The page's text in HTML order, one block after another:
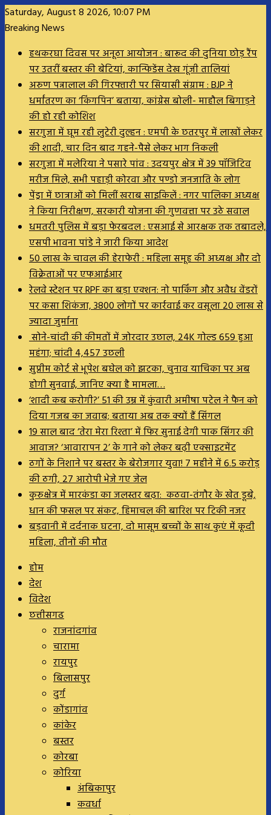
Saturday, August 8 2026, 10:07 PM
Breaking News
हथकरघा दिवस पर अनूठा आयोजन : बारूद की दुनिया छोड़ रैंप
पर उतरीं बस्तर की बेटियां, कान्फिडेंस देख गूंजी तालियां
अरुण पन्नालाल की गिरफ्तारी पर सियासी संग्राम : BJP ने
धर्मांतरण का ‘किंगपिन’ बताया, कांग्रेस बोली- माहौल बिगाड़ने
की हो रही कोशिश
सरगुजा में घूम रही लुटेरी दुल्हन : एमपी के छतरपुर में लाखों लेकर
की शादी, चार दिन बाद गहने-पैसे लेकर भाग निकली
सरगुजा में मलेरिया ने पसारे पांव : उदयपुर क्षेत्र में 39 पॉजिटिव
मरीज मिले, सभी पहाड़ी कोरवा और पण्डो जनजाति के लोग
पेंड्रा में छात्राओं को मिलीं खराब साइकिलें : नगर पालिका अध्यक्ष
ने किया निरीक्षण, सरकारी योजना की गुणवत्ता पर उठे सवाल
धमतरी पुलिस में बड़ा फेरबदल : एसआई से आरक्षक तक तबादले,
एसपी भावना पांडे ने जारी किया आदेश
50 लाख के चावल की हेराफेरी : महिला समूह की अध्यक्ष और दो
विक्रेताओं पर एफआईआर
रेलवे स्टेशन पर RPF का बड़ा एक्शन: नो पार्किंग और अवैध वेंडरों
पर कसा शिकंजा, 3800 लोगों पर कार्रवाई कर वसूला 20 लाख से
ज्यादा जुर्माना
सोने-चांदी की कीमतों में जोरदार उछाल, 24K गोल्ड ₹659 हुआ
महंगा; चांदी ₹4,457 उछली
सुप्रीम कोर्ट से भूपेश बघेल को झटका, चुनाव याचिका पर अब
होगी सुनवाई, जानिए क्या है मामला…
‘शादी कब करोगी?’ 51 की उम्र में कुंवारी अमीषा पटेल ने फैन को
दिया गजब का जवाब; बताया अब तक क्यों हैं सिंगल
19 साल बाद ‘तेरा मेरा रिश्ता’ में फिर सुनाई देगी पाक सिंगर की
आवाज? ‘आवारापन 2’ के गाने को लेकर बढ़ी एक्साइटमेंट
ठगों के निशाने पर बस्तर के बेरोजगार युवा! 7 महीने में 6.5 करोड़
की ठगी, 27 आरोपी भेजे गए जेल
कुरुक्षेत्र में मारकंडा का जलस्तर बढ़ा: कठवा-तंगौर के खेत डूबे,
धान की फसल पर संकट, हिमाचल की बारिश पर टिकी नजर
बड़वानी में दर्दनाक घटना, दो मासूम बच्चों के साथ कुएं में कूदी
महिला, तीनों की मौत
होम
देश
विदेश
छत्तीसगढ
राजनांदगांव
चारामा
रायपुर
बिलासपुर
दुर्ग
कोंडागांव
कांकेर
बस्तर
कोरबा
कोरिया
अंबिकापुर
कवर्धा